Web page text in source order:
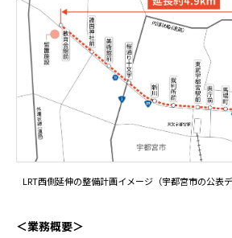
LRT西側延伸の整備計画イメージ（宇都宮市の公表
＜業務概要＞